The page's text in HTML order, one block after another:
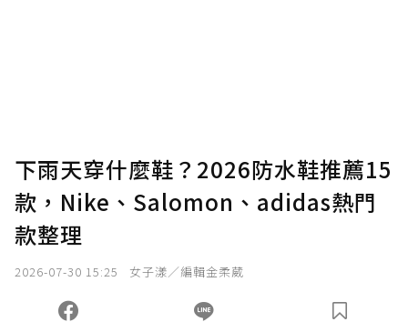
確認送出
您當前剩餘 U 利點數：0點；前往 購買點數
下雨天穿什麼鞋？2026防水鞋推薦15
款，Nike、Salomon、adidas熱門
款整理
2026-07-30 15:25 女子漾／編輯金柔葳